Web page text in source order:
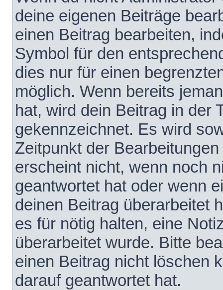
deine eigenen Beiträge
einen Beitrag bearbeiten,
Symbol für den
dies nur für einen
möglich. Wenn bereits
hat, wird dein Beitrag in der
gekennzeichnet. Es wird
Zeitpunkt der
erscheint nicht, wenn noch
geantwortet hat oder wenn
deinen Beitrag überarbeitet
es für nötig halten, eine
überarbeitet wurde. Bitte
einen Beitrag nicht löschen
darauf geantwortet hat.